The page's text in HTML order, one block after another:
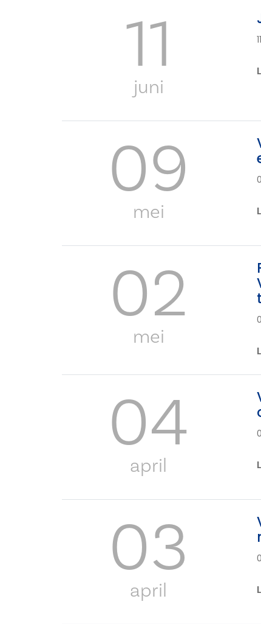
11
juni
09
mei
02
mei
04
april
03
april